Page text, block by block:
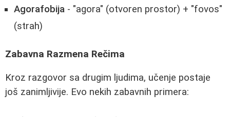
Agorafobija - "agora" (otvoren prostor) + "fovos"
(strah)
Zabavna Razmena Rečima
Kroz razgovor sa drugim ljudima, učenje postaje
još zanimljivije. Evo nekih zabavnih primera: